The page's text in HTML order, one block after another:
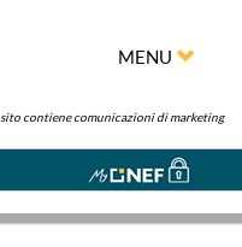
MENU
contiene comunicazioni di marketing